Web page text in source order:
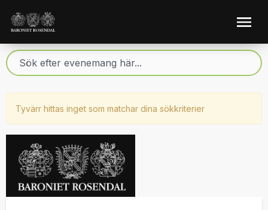
Tyvärr hittas inget som matchar dina sökkriterier